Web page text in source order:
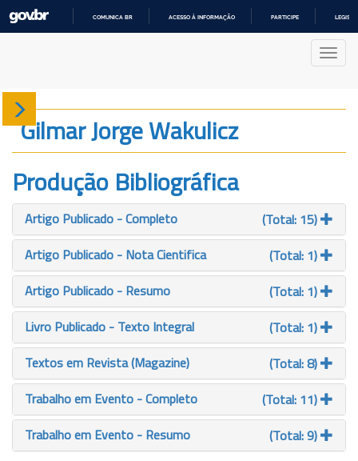
COMUNICA BR ACESSO À INFORMAÇÃO PARTICIPE
Sobre
Produção
Projetos
Gráficos
Gilmar Jorge Wakulicz
Produção Bibliográfica
Artigo Publicado - Completo
(Total: 15)
Artigo Publicado - Nota Cientifica
(Total: 1)
Artigo Publicado - Resumo
(Total: 1)
Livro Publicado - Texto Integral
(Total: 1)
Textos em Revista (Magazine)
(Total: 8)
Trabalho em Evento - Completo
(Total: 11)
Trabalho em Evento - Resumo
(Total: 9)